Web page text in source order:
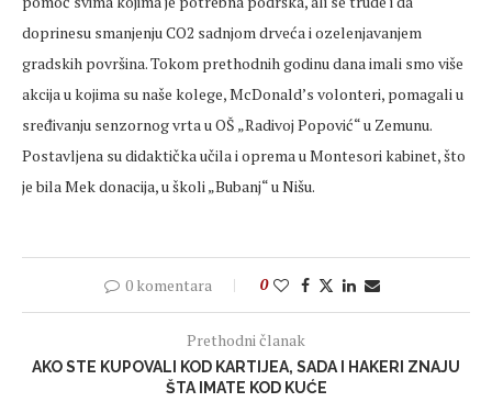
doprinesu smanjenju CO2 sadnjom drveća i ozelenjavanjem
gradskih površina. Tokom prethodnih godinu dana imali smo više
akcija u kojima su naše kolege, McDonald’s volonteri, pomagali u
sređivanju senzornog vrta u OŠ „Radivoj Popović“ u Zemunu.
Postavljena su didaktička učila i oprema u Montesori kabinet, što
je bila Mek donacija, u školi „Bubanj“ u Nišu.
0 komentara 0
Prethodni članak
AKO STE KUPOVALI KOD KARTIJEA, SADA I HAKERI ZNAJU
ŠTA IMATE KOD KUĆE